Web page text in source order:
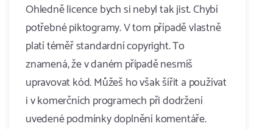
Ohledně licence bych si nebyl tak jist. Chybí
potřebné piktogramy. V tom případě vlastně
platí téměř standardní copyright. To
znamená, že v daném případě nesmíš
upravovat kód. Můžeš ho však šířit a používat
i v komerčních programech při dodržení
uvedené podmínky doplnění komentáře.